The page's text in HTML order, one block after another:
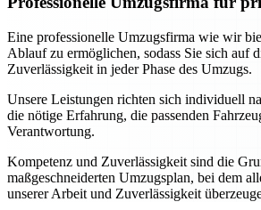
Eine professionelle Umzugsfirma wie wir
Ablauf zu ermöglichen, sodass Sie sich auf
Zuverlässigkeit in jeder Phase des Umzugs.
Unsere Leistungen richten sich individuell
die nötige Erfahrung, die passenden
Verantwortung.
Kompetenz und Zuverlässigkeit sind die
maßgeschneiderten Umzugsplan, bei dem
unserer Arbeit und Zuverlässigkeit